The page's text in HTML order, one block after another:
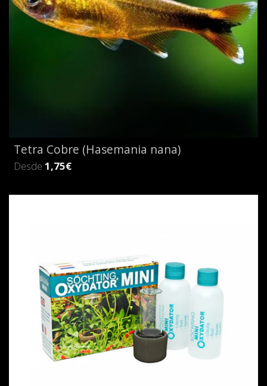
Tetra Cobre (Hasemania nana)
Desde 1,75€